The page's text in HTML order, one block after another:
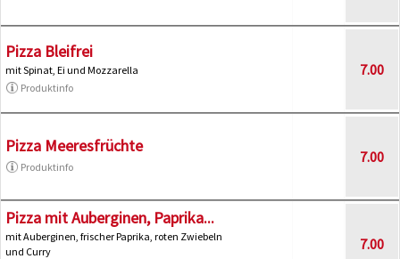
Pizza Bleifrei
mit Spinat, Ei und Mozzarella
Produktinfo
7.00
Pizza Meeresfrüchte
Produktinfo
7.00
Pizza mit Auberginen, Paprika...
mit Auberginen, frischer Paprika, roten Zwiebeln
und Curry
7.00